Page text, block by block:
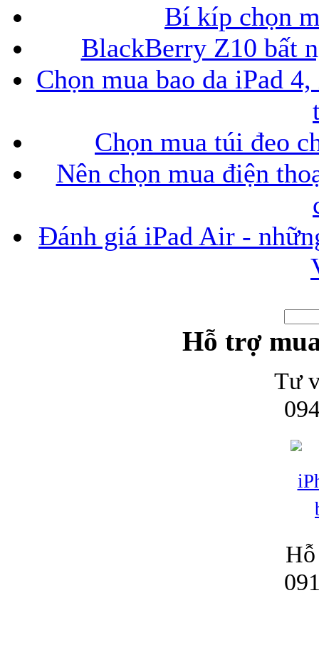
Bí kíp chọn
BlackBerry Z10 bất
Chọn mua bao da iPad
Chọn mua túi đeo
Nên chọn mua điện
Đánh giá iPad Air -
Hỗ trợ
Tư